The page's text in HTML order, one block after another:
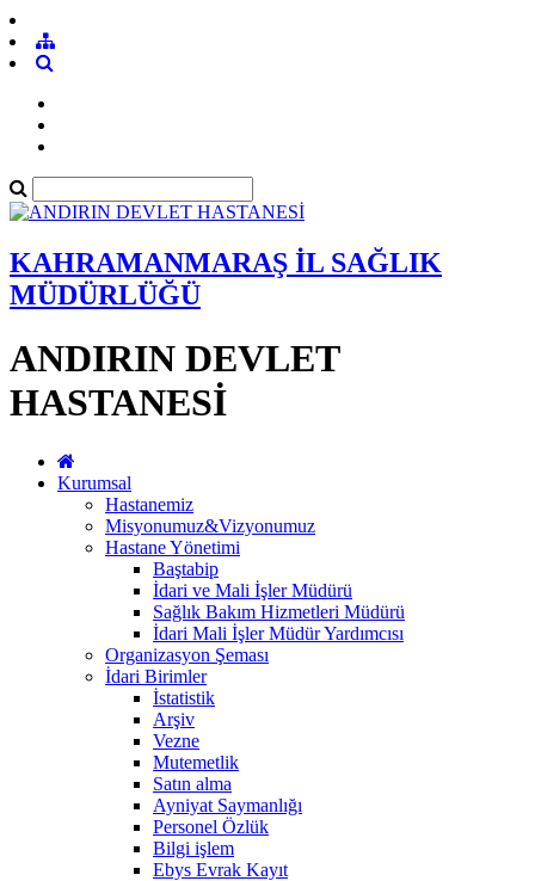
KAHRAMANMARAŞ İL SAĞLIK
MÜDÜRLÜĞÜ
ANDIRIN DEVLET
HASTANESİ
Kurumsal
Hastanemiz
Misyonumuz&Vizyonumuz
Hastane Yönetimi
Baştabip
İdari ve Mali İşler Müdürü
Sağlık Bakım Hizmetleri Müdürü
İdari Mali İşler Müdür Yardımcısı
Organizasyon Şeması
İdari Birimler
İstatistik
Arşiv
Vezne
Mutemetlik
Satın alma
Ayniyat Saymanlığı
Personel Özlük
Bilgi işlem
Ebys Evrak Kayıt